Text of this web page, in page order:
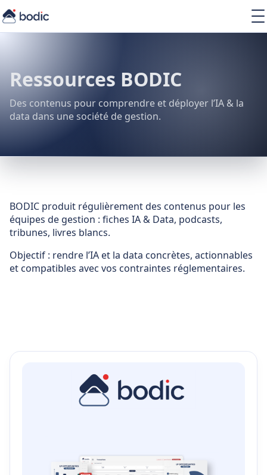
Learning
À propos
Ressources
Ressources BODIC
Des contenus pour comprendre et déployer l’IA & la
data dans une société de gestion.
BODIC produit régulièrement des contenus pour les
équipes de gestion : fiches IA & Data, podcasts,
tribunes, livres blancs.
Objectif : rendre l’IA et la data concrètes, actionnables
et compatibles avec vos contraintes réglementaires.